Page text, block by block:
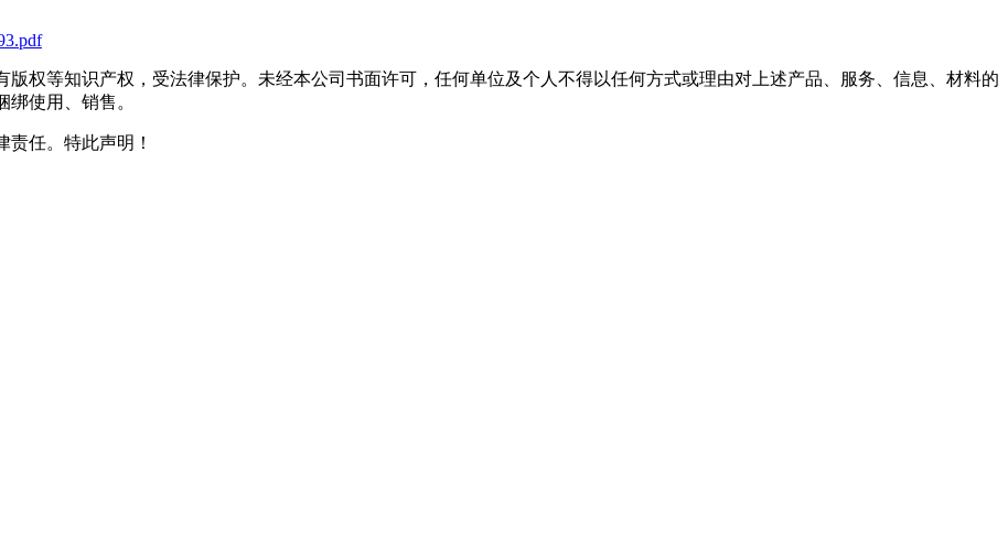
权等知识产权，受法律保护。未经本公司书面许可，任何单位及个人不得以任何方式或理由对上述产品、服务、信息、材料的
使用、销售。
任。特此声明！